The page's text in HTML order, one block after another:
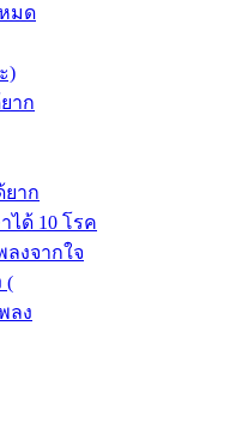
มด
)
าก
ยาก
ได้ 10 โรค
ลงจากใจ
(
ลง